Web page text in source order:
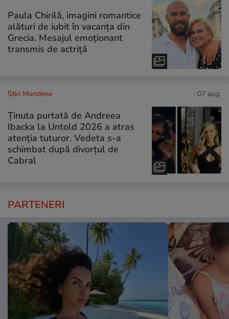
Paula Chirilă, imagini romantice
alături de iubit în vacanța din
Grecia. Mesajul emoționant
transmis de actriță
Stiri Mondene 07 aug.
Ținuta purtată de Andreea
Ibacka la Untold 2026 a atras
atenția tuturor. Vedeta s-a
schimbat după divorțul de
Cabral
PARTENERI